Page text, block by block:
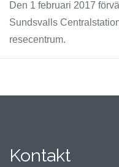
Den 1 februari 2017
Sundsvalls
resecentrum.
Kontakt